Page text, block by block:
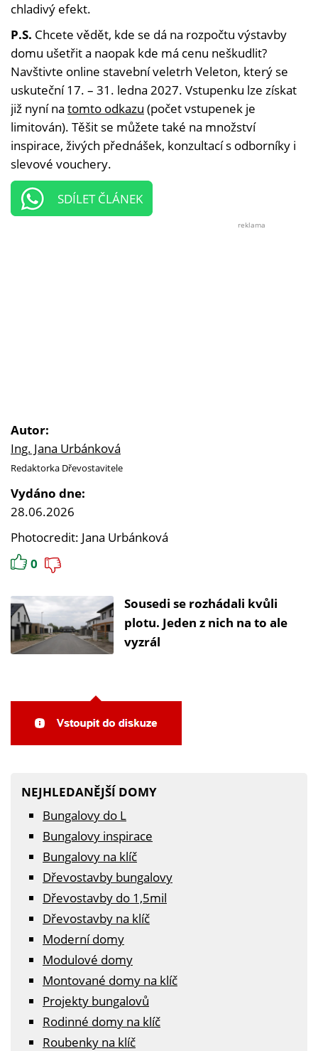
chladivý efekt.
P.S. Chcete vědět, kde se dá na rozpočtu výstavby
domu ušetřit a naopak kde má cenu neškudlit?
Navštivte online stavební veletrh Veleton, který se
uskuteční 17. – 31. ledna 2027. Vstupenku lze získat
již nyní na tomto odkazu (počet vstupenek je
limitován). Těšit se můžete také na množství
inspirace, živých přednášek, konzultací s odborníky i
slevové vouchery.
SDÍLET ČLÁNEK
reklama
Autor:
Ing. Jana Urbánková
Redaktorka Dřevostavitele
Vydáno dne:
28.06.2026
Photocredit: Jana Urbánková
0
Sousedi se rozhádali kvůli
plotu. Jeden z nich na to ale
vyzrál
NEJHLEDANĚJŠÍ DOMY
Bungalovy do L
Bungalovy inspirace
Bungalovy na klíč
Dřevostavby bungalovy
Dřevostavby do 1,5mil
Dřevostavby na klíč
Moderní domy
Modulové domy
Montované domy na klíč
Projekty bungalovů
Rodinné domy na klíč
Roubenky na klíč